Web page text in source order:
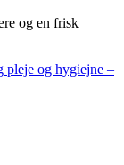
og en frisk
pleje og hygiejne –